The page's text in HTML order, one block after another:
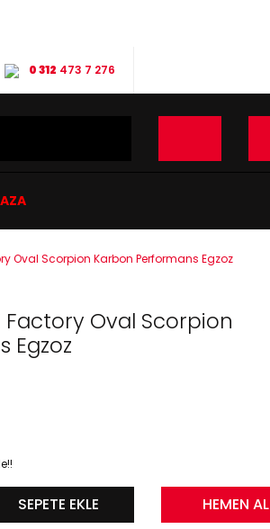
0 312 473 7 276
Oval Scorpion Karbon Performans Egzoz
Oval Scorpion
Egzoz
SEPETE EKLE HEMEN AL